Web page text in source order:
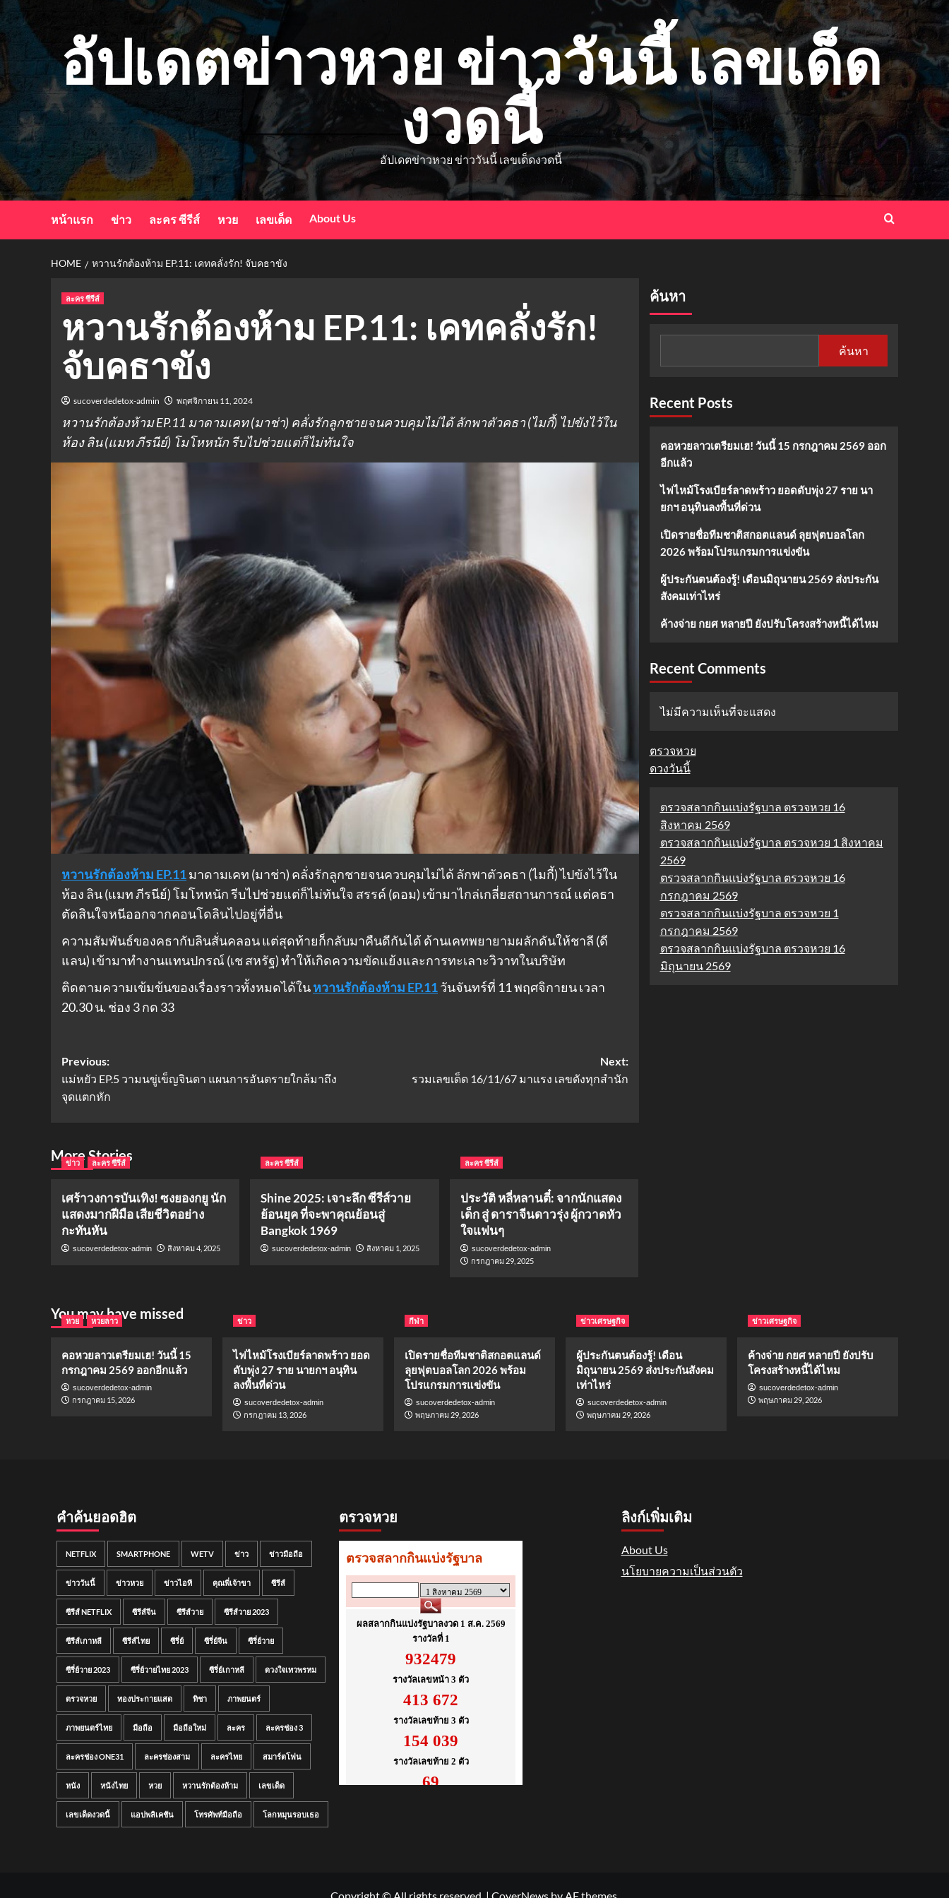
content
อัปเดตข่าวหวย ข่าววันนี้ เลขเด็ด
งวดนี้
อัปเดตข่าวหวย ข่าววันนี้ เลขเด็ดงวดนี้
หน้าแรก ข่าว ละคร ซีรีส์ หวย เลขเด็ด About Us
HOME หวานรักต้องห้าม EP.11: เคทคลั่งรัก! จับคธาขัง
ละคร ซีรีส์
หวานรักต้องห้าม EP.11: เคทคลั่งรัก!
จับคธาขัง
sucoverdedetox-admin พฤศจิกายน 11, 2024
หวานรักต้องห้าม EP.11 มาดามเคท (มาช่า) คลั่งรักลูกชายจนควบคุมไม่ได้ ลักพาตัวคธา (ไมกี้) ไปขังไว้ใน
ห้อง ลิน (แมท ภีรนีย์) โมโหหนัก รีบไปช่วยแต่ก็ไม่ทันใจ
หวานรักต้องห้าม EP.11มาดามเคท (มาช่า) คลั่งรักลูกชายจนควบคุมไม่ได้ ลักพาตัวคธา (ไมกี้) ไปขังไว้ใน
ห้อง ลิน (แมท ภีรนีย์) โมโหหนัก รีบไปช่วยแต่ก็ไม่ทันใจ สรรค์ (ดอม) เข้ามาไกล่เกลี่ยสถานการณ์ แต่คธา
ตัดสินใจหนีออกจากคอนโดลินไปอยู่ที่อื่น
ความสัมพันธ์ของคธากับลินสั่นคลอน แต่สุดท้ายก็กลับมาคืนดีกันได้ ด้านเคทพยายามผลักดันให้ชาลี (ดี
แลน) เข้ามาทำงานแทนปกรณ์ (เช สหรัฐ) ทำให้เกิดความขัดแย้งและการทะเลาะวิวาทในบริษัท
ติดตามความเข้มข้นของเรื่องราวทั้งหมดได้ในหวานรักต้องห้าม EP.11วันจันทร์ที่ 11 พฤศจิกายน เวลา
20.30 น. ช่อง 3 กด 33
Post
navigation
Previous:
แม่หยัว EP.5 วามนขู่เข็ญจินดา แผนการอันตรายใกล้มาถึง
จุดแตกหัก
Next:
รวมเลขเด็ด 16/11/67 มาแรง เลขดังทุกสำนัก
More Stories
ข่าว ละคร ซีรีส์
เศร้าวงการบันเทิง! ซงยองกยู นัก
แสดงมากฝีมือ เสียชีวิตอย่าง
กะทันหัน
sucoverdedetox-admin สิงหาคม 4, 2025
ละคร ซีรีส์
Shine 2025: เจาะลึก ซีรีส์วาย
ย้อนยุค ที่จะพาคุณย้อนสู่
Bangkok 1969
sucoverdedetox-admin สิงหาคม 1, 2025
ละคร ซีรีส์
ประวัติ หลี่หลานตี๋: จากนักแสดง
เด็ก สู่ ดาราจีนดาวรุ่ง ผู้กวาดหัว
ใจแฟนๆ
sucoverdedetox-admin
กรกฎาคม 29, 2025
ค้นหา
ค้นหา
Recent Posts
คอหวยลาวเตรียมเฮ! วันนี้ 15 กรกฎาคม 2569 ออก
อีกแล้ว
ไฟไหม้โรงเบียร์ลาดพร้าว ยอดดับพุ่ง 27 ราย นา
ยกฯ อนุทินลงพื้นที่ด่วน
เปิดรายชื่อทีมชาติสกอตแลนด์ ลุยฟุตบอลโลก
2026 พร้อมโปรแกรมการแข่งขัน
ผู้ประกันตนต้องรู้! เดือนมิถุนายน 2569 ส่งประกัน
สังคมเท่าไหร่
ค้างจ่าย กยศ หลายปี ยังปรับโครงสร้างหนี้ได้ไหม
Recent Comments
ไม่มีความเห็นที่จะแสดง
ตรวจหวย
ดวงวันนี้
ตรวจสลากกินแบ่งรัฐบาล ตรวจหวย 16
สิงหาคม 2569
ตรวจสลากกินแบ่งรัฐบาล ตรวจหวย 1 สิงหาคม
2569
ตรวจสลากกินแบ่งรัฐบาล ตรวจหวย 16
กรกฎาคม 2569
ตรวจสลากกินแบ่งรัฐบาล ตรวจหวย 1
กรกฎาคม 2569
ตรวจสลากกินแบ่งรัฐบาล ตรวจหวย 16
มิถุนายน 2569
You may have missed
หวย หวยลาว
คอหวยลาวเตรียมเฮ! วันนี้ 15
กรกฎาคม 2569 ออกอีกแล้ว
sucoverdedetox-admin
กรกฎาคม 15, 2026
ข่าว
ไฟไหม้โรงเบียร์ลาดพร้าว ยอด
ดับพุ่ง 27 ราย นายกฯ อนุทิน
ลงพื้นที่ด่วน
sucoverdedetox-admin
กรกฎาคม 13, 2026
กีฬา
เปิดรายชื่อทีมชาติสกอตแลนด์
ลุยฟุตบอลโลก 2026 พร้อม
โปรแกรมการแข่งขัน
sucoverdedetox-admin
พฤษภาคม 29, 2026
ข่าวเศรษฐกิจ
ผู้ประกันตนต้องรู้! เดือน
มิถุนายน 2569 ส่งประกันสังคม
เท่าไหร่
sucoverdedetox-admin
พฤษภาคม 29, 2026
ข่าวเศรษฐกิจ
ค้างจ่าย กยศ หลายปี ยังปรับ
โครงสร้างหนี้ได้ไหม
sucoverdedetox-admin
พฤษภาคม 29, 2026
คำค้นยอดฮิต
NETFLIX SMARTPHONE WETV ข่าว ข่าวมือถือ
ข่าววันนี้ ข่าวหวย ข่าวไอที คุณพี่เจ้าขา ซีรีส์
ซีรีส์ NETFLIX ซีรีส์จีน ซีรีส์วาย ซีรีส์วาย 2023
ซีรีส์เกาหลี ซีรีส์ไทย ซีรี่ย์ ซีรี่ย์จีน ซีรี่ย์วาย
ซีรี่ย์วาย 2023 ซีรี่ย์วายไทย 2023 ซีรี่ย์เกาหลี ดวงใจเทวพรหม
ตรวจหวย ทองประกายแสด ทิชา ภาพยนตร์
ภาพยนตร์ไทย มือถือ มือถือใหม่ ละคร ละครช่อง 3
ละครช่อง ONE31 ละครช่องสาม ละครไทย สมาร์ตโฟน
หนัง หนังไทย หวย หวานรักต้องห้าม เลขเด็ด
เลขเด็ดงวดนี้ แอปพลิเคชัน โทรศัพท์มือถือ โลกหมุนรอบเธอ
ตรวจหวย ลิงก์เพิ่มเติม
About Us
นโยบายความเป็นส่วนตัว